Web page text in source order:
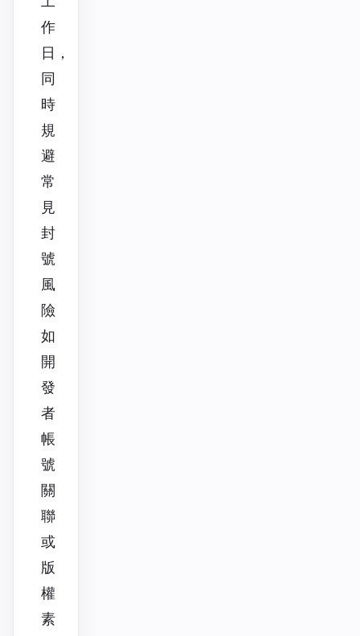
作
日，
同
時
規
避
常
見
封
號
風
險
如
開
發
者
帳
號
關
聯
或
版
權
素